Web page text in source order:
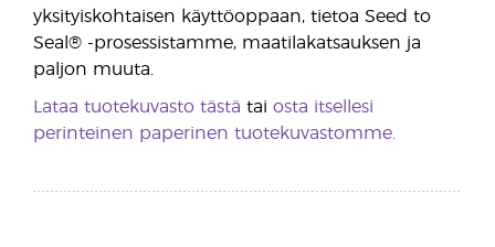
yksityiskohtaisen käyttöoppaan, tietoa Seed to
Seal® -prosessistamme, maatilakatsauksen ja
paljon muuta.
Lataa tuotekuvasto tästä tai osta itsellesi
perinteinen paperinen tuotekuvastomme.